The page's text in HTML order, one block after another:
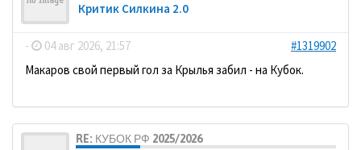
Критик Силкина 2.0
- 04 авг 2026, 21:57
#1319902
Макаров свой первый гол за Крылья забил - на Кубок.
RE: КУБОК РФ 2025/2026